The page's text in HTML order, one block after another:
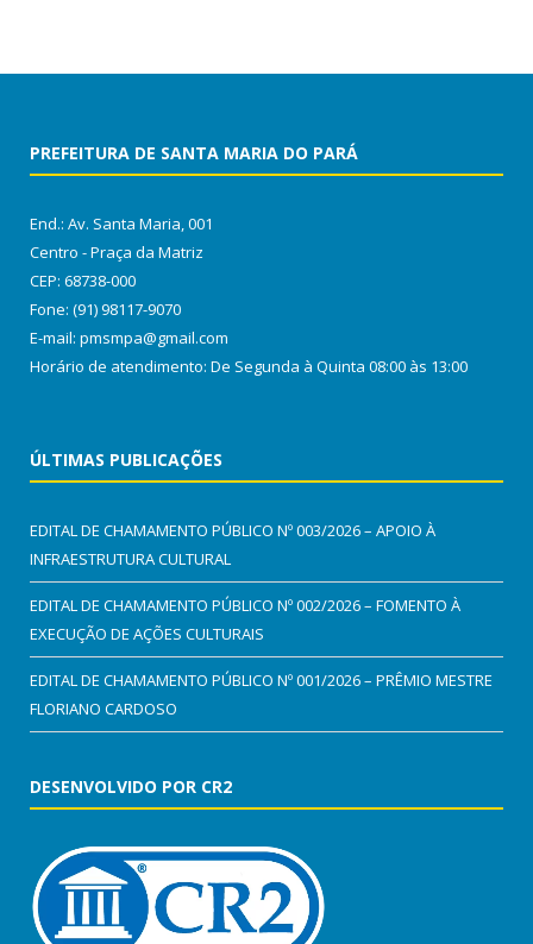
PREFEITURA DE SANTA MARIA DO PARÁ
End.: Av. Santa Maria, 001
Centro - Praça da Matriz
CEP: 68738-000
Fone: (91) 98117-9070
E-mail: pmsmpa@gmail.com
Horário de atendimento: De Segunda à Quinta 08:00 às 13:00
ÚLTIMAS PUBLICAÇÕES
EDITAL DE CHAMAMENTO PÚBLICO Nº 003/2026 – APOIO À
INFRAESTRUTURA CULTURAL
EDITAL DE CHAMAMENTO PÚBLICO Nº 002/2026 – FOMENTO À
EXECUÇÃO DE AÇÕES CULTURAIS
EDITAL DE CHAMAMENTO PÚBLICO Nº 001/2026 – PRÊMIO MESTRE
FLORIANO CARDOSO
DESENVOLVIDO POR CR2